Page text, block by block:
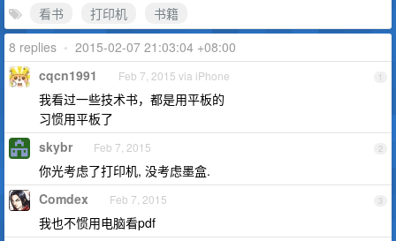
看书
打印机
书籍
8 replies • 2015-02-07 21:03:04 +08:00
1
cqcn1991 Feb 7, 2015 via iPhone
我看过一些技术书，都是用平板的
习惯用平板了
2
skybr Feb 7, 2015
你光考虑了打印机, 没考虑墨盒.
3
Comdex Feb 7, 2015
我也不惯用电脑看pdf